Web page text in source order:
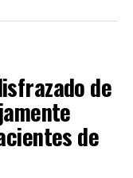
de
de